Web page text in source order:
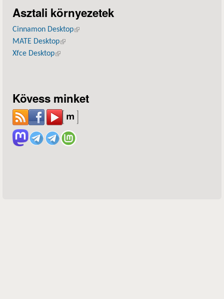
Asztali környezetek
Cinnamon Desktop(külső hivatkozás)
MATE Desktop(külső hivatkozás)
Xfce Desktop(külső hivatkozás)
Kövess minket